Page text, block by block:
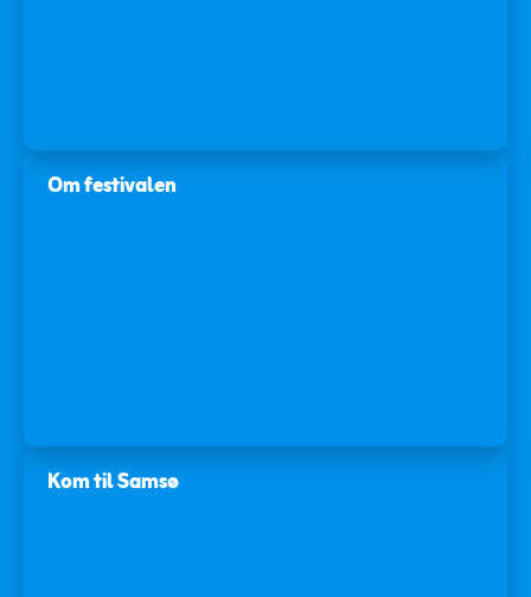
Om festivalen
Kom til Samsø